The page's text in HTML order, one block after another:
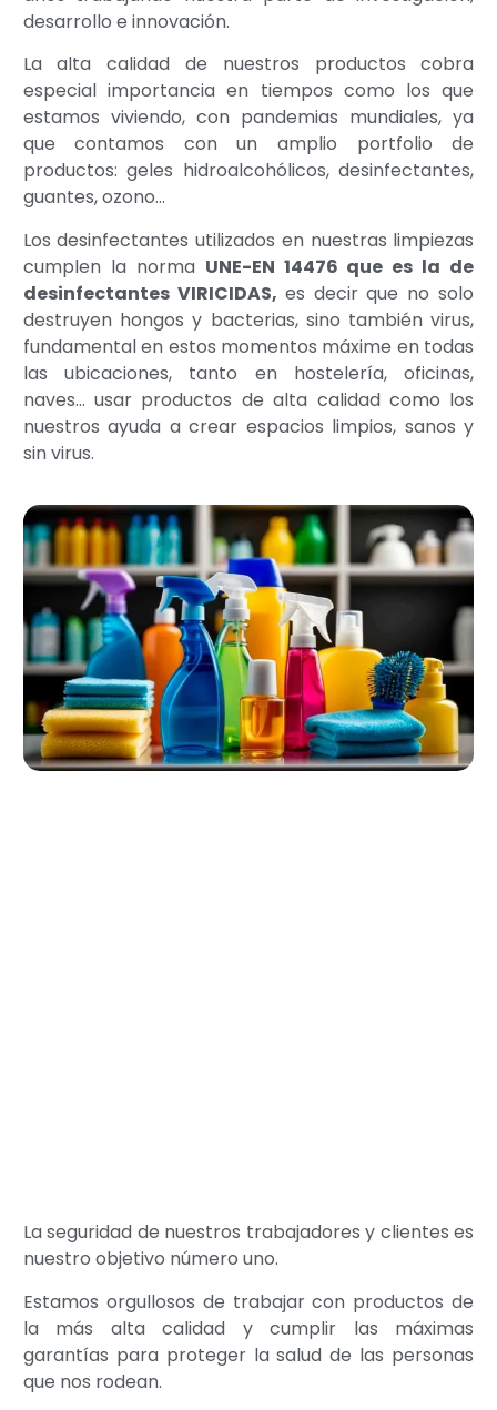
desarrollo e innovación.
La alta calidad de nuestros productos cobra
especial importancia en tiempos como los que
estamos viviendo, con pandemias mundiales, ya
que contamos con un amplio portfolio de
productos: geles hidroalcohólicos, desinfectantes,
guantes, ozono…
Los desinfectantes utilizados en nuestras limpiezas
cumplen la norma UNE-EN 14476 que es la de
desinfectantes VIRICIDAS, es decir que no solo
destruyen hongos y bacterias, sino también virus,
fundamental en estos momentos máxime en todas
las ubicaciones, tanto en hostelería, oficinas,
naves… usar productos de alta calidad como los
nuestros ayuda a crear espacios limpios, sanos y
sin virus.
La seguridad de nuestros trabajadores y clientes es
nuestro objetivo número uno.
Estamos orgullosos de trabajar con productos de
la más alta calidad y cumplir las máximas
garantías para proteger la salud de las personas
que nos rodean.